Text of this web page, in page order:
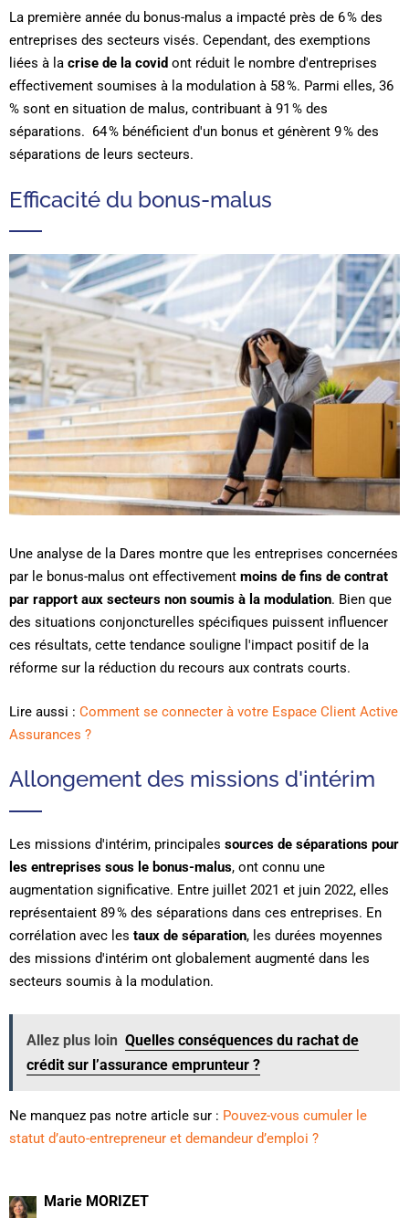
La première année du bonus-malus a impacté près de 6 % des
entreprises des secteurs visés. Cependant, des exemptions
liées à la crise de la covid ont réduit le nombre d'entreprises
effectivement soumises à la modulation à 58 %. Parmi elles, 36
% sont en situation de malus, contribuant à 91 % des
séparations. 64 % bénéficient d'un bonus et génèrent 9 % des
séparations de leurs secteurs.
Efficacité du bonus-malus
Une analyse de la Dares montre que les entreprises concernées
par le bonus-malus ont effectivement moins de fins de contrat
par rapport aux secteurs non soumis à la modulation. Bien que
des situations conjoncturelles spécifiques puissent influencer
ces résultats, cette tendance souligne l'impact positif de la
réforme sur la réduction du recours aux contrats courts.
Lire aussi : Comment se connecter à votre Espace Client Active
Assurances ?
Allongement des missions d'intérim
Les missions d'intérim, principales sources de séparations pour
les entreprises sous le bonus-malus, ont connu une
augmentation significative. Entre juillet 2021 et juin 2022, elles
représentaient 89 % des séparations dans ces entreprises. En
corrélation avec les taux de séparation, les durées moyennes
des missions d'intérim ont globalement augmenté dans les
secteurs soumis à la modulation.
Allez plus loin Quelles conséquences du rachat de
crédit sur l’assurance emprunteur ?
Ne manquez pas notre article sur : Pouvez-vous cumuler le
statut d’auto-entrepreneur et demandeur d’emploi ?
Marie MORIZET